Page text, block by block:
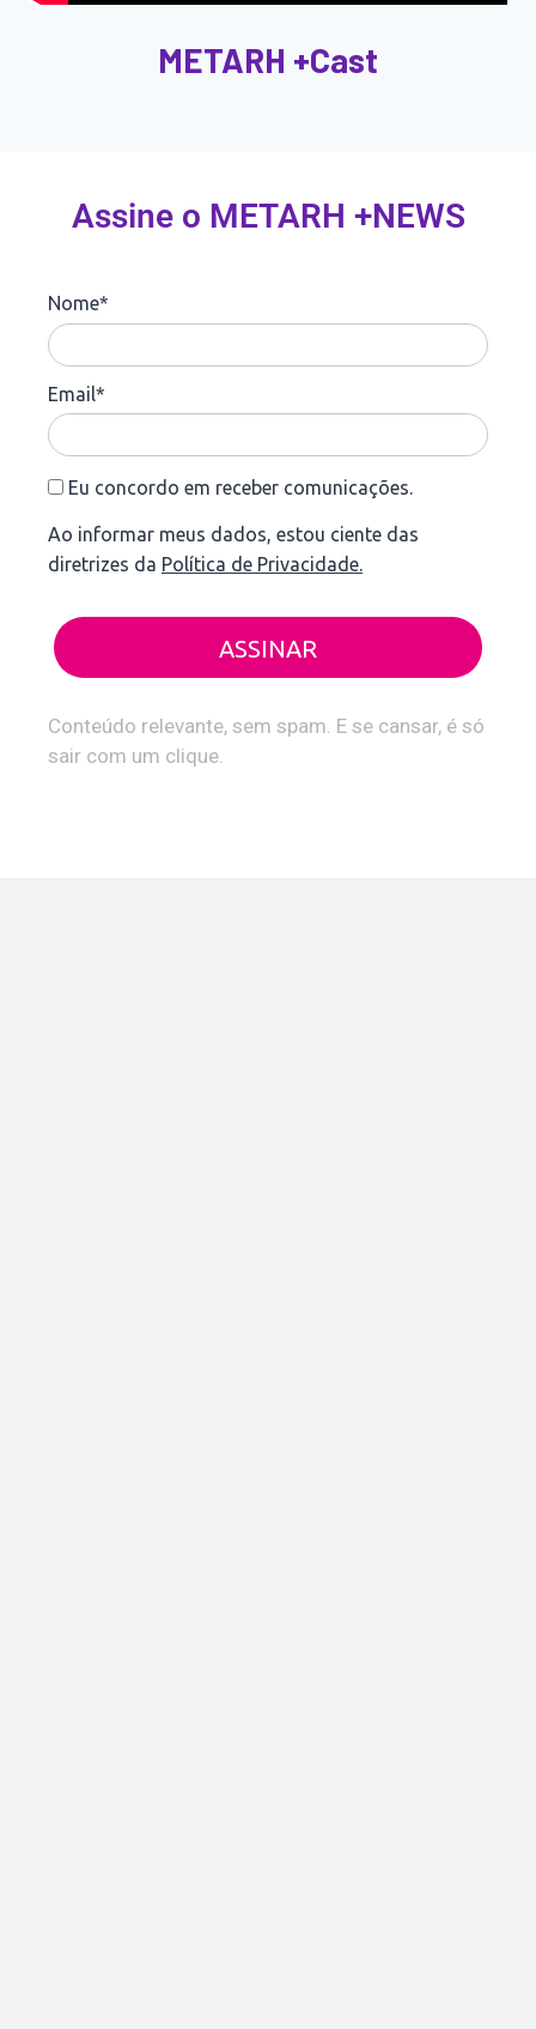
METARH +Cast
Assine o METARH +NEWS
Nome*
Email*
Eu concordo em receber comunicações.
Ao informar meus dados, estou ciente das
diretrizes da Política de Privacidade.
ASSINAR
Conteúdo relevante, sem spam. E se cansar, é só
sair com um clique.